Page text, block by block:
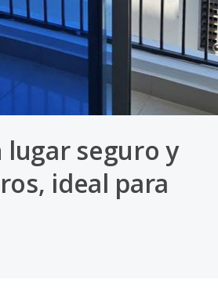
seguro y
ideal para